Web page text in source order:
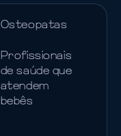
Osteopatas
Profissionais
de saúde que
atendem
bebês